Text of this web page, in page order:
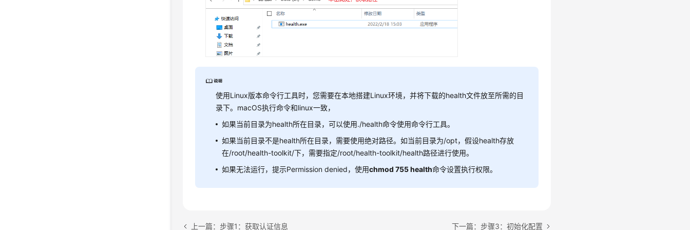
使用Linux版本命令行工具时，您需要在本地搭建Linux环境，并将下载的health文件放至所需的目
录下。macOS执行命令和linux一致，
如果当前目录为health所在目录，可以使用./health命令使用命令行工具。
如果当前目录不是health所在目录，需要使用绝对路径。如当前目录为/opt，假设health存放
在/root/health-toolkit/下，需要指定/root/health-toolkit/health路径进行使用。
如果无法运行，提示Permission denied，使用chmod 755 health命令设置执行权限。
上一篇：步骤1：获取认证信息 下一篇：步骤3：初始化配置